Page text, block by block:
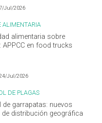
Jul/2026
ALIMENTARIA
alimentaria sobre
APPCC en food trucks
Jul/2026
DE PLAGAS
de garrapatas: nuevos
de distribución geográfica